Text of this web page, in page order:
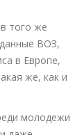
того же
ВОЗ,
в Европе,
же, как и
молодежи